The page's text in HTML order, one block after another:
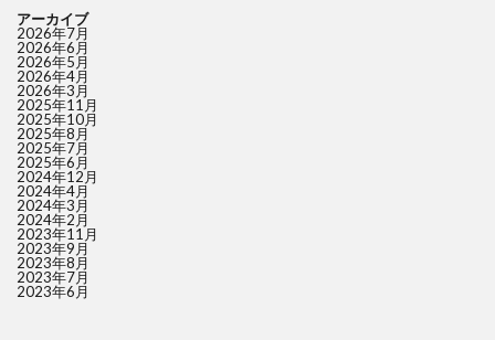
アーカイブ
2026年7月
2026年6月
2026年5月
2026年4月
2026年3月
2025年11月
2025年10月
2025年8月
2025年7月
2025年6月
2024年12月
2024年4月
2024年3月
2024年2月
2023年11月
2023年9月
2023年8月
2023年7月
2023年6月